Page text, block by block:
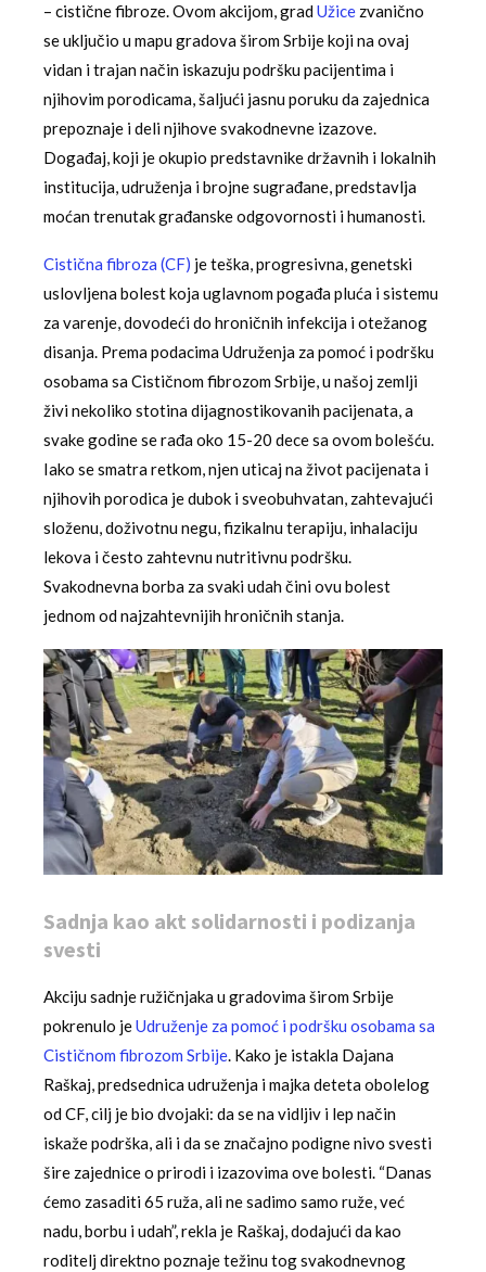
– cistične fibroze. Ovom akcijom, gradUžice zvanično
se uključio u mapu gradova širom Srbije koji na ovaj
vidan i trajan način iskazuju podršku pacijentima i
njihovim porodicama, šaljući jasnu poruku da zajednica
prepoznaje i deli njihove svakodnevne izazove.
Događaj, koji je okupio predstavnike državnih i lokalnih
institucija, udruženja i brojne sugrađane, predstavlja
moćan trenutak građanske odgovornosti i humanosti.
Cistična fibroza (CF) je teška, progresivna, genetski
uslovljena bolest koja uglavnom pogađa pluća i sistemu
za varenje, dovodeći do hroničnih infekcija i otežanog
disanja. Prema podacima Udruženja za pomoć i podršku
osobama sa Cističnom fibrozom Srbije, u našoj zemlji
živi nekoliko stotina dijagnostikovanih pacijenata, a
svake godine se rađa oko 15-20 dece sa ovom bolešću.
Iako se smatra retkom, njen uticaj na život pacijenata i
njihovih porodica je dubok i sveobuhvatan, zahtevajući
složenu, doživotnu negu, fizikalnu terapiju, inhalaciju
lekova i često zahtevnu nutritivnu podršku.
Svakodnevna borba za svaki udah čini ovu bolest
jednom od najzahtevnijih hroničnih stanja.
Sadnja kao akt solidarnosti i podizanja
svesti
Akciju sadnje ružičnjaka u gradovima širom Srbije
pokrenulo jeUdruženje za pomoć i podršku osobama sa
Cističnom fibrozom Srbije. Kako je istakla Dajana
Raškaj, predsednica udruženja i majka deteta obolelog
od CF, cilj je bio dvojaki: da se na vidljiv i lep način
iskaže podrška, ali i da se značajno podigne nivo svesti
šire zajednice o prirodi i izazovima ove bolesti. “Danas
ćemo zasaditi 65 ruža, ali ne sadimo samo ruže, već
nadu, borbu i udah”, rekla je Raškaj, dodajući da kao
roditelj direktno poznaje težinu tog svakodnevnog